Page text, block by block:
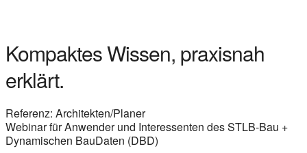
Kompaktes Wissen, praxisnah
erklärt.
Referenz: Architekten/Planer
Webinar für Anwender und Interessenten des STLB-Bau +
Dynamischen BauDaten (DBD)